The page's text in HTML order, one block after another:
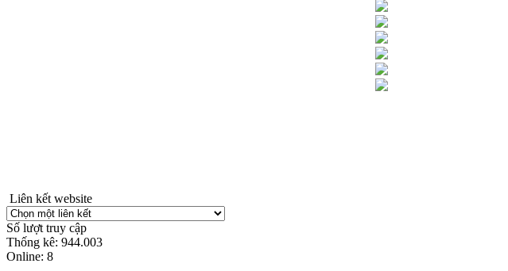
Liên kết website
Số lượt truy cập
Thống kê: 944.003
Online: 8